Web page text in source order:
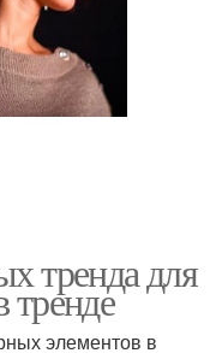
тренда для
тренде
элементов в